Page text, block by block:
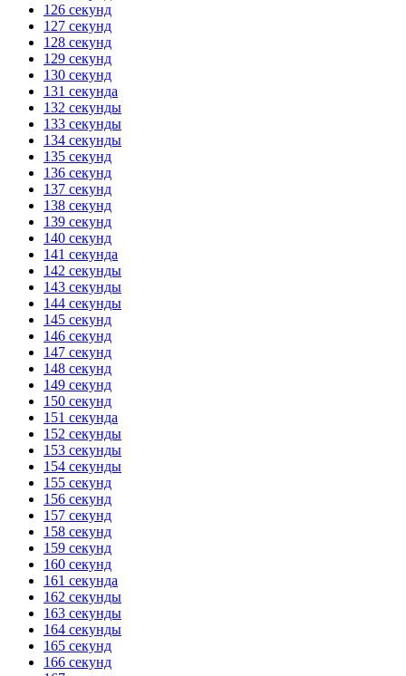
126 секунд
127 секунд
128 секунд
129 секунд
130 секунд
131 секунда
132 секунды
133 секунды
134 секунды
135 секунд
136 секунд
137 секунд
138 секунд
139 секунд
140 секунд
141 секунда
142 секунды
143 секунды
144 секунды
145 секунд
146 секунд
147 секунд
148 секунд
149 секунд
150 секунд
151 секунда
152 секунды
153 секунды
154 секунды
155 секунд
156 секунд
157 секунд
158 секунд
159 секунд
160 секунд
161 секунда
162 секунды
163 секунды
164 секунды
165 секунд
166 секунд